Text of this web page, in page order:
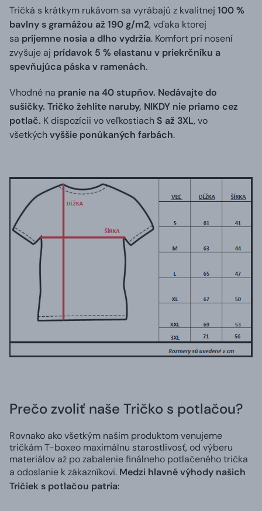
Tričká s krátkym rukávom sa vyrábajú z kvalitnej 100 %
bavlny s gramážou až 190 g/m2, vďaka ktorej
sa príjemne nosia a dlho vydržia. Komfort pri nosení
zvyšuje aj prídavok 5 % elastanu v priekrčníku a
spevňujúca páska v ramenách.
Vhodné na pranie na 40 stupňov. Nedávajte do
sušičky. Tričko žehlite naruby, NIKDY nie priamo cez
potlač. K dispozícii vo veľkostiach S až 3XL, vo
všetkýchvyššie ponúkaných farbách.
Prečo zvoliť naše Tričko s potlačou?
Rovnako ako všetkým našim produktom venujeme
tričkám T-boxeo maximálnu starostlivosť, od výberu
materiálov až po zabalenie finálneho potlačeného trička
a odoslanie k zákazníkovi. Medzi hlavné výhody našich
Tričiek s potlačou patria: